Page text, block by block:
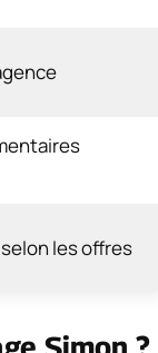
les offres